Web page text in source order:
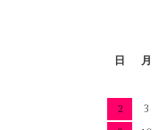
日
月
2
3